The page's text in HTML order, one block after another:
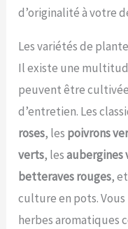
d’originalité à votre
Les variétés de
Il existe une
peuvent être
d’entretien. Les
roses, les poivrons
verts, les
betteraves rouges,
culture en pots.
herbes aromatiques